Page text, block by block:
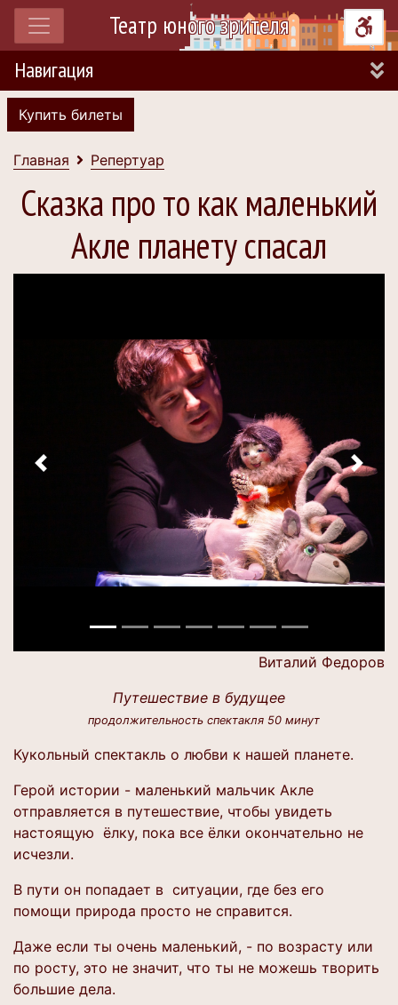
Театр юного зрителя
Навигация
Купить билеты
Главная Репертуар
Сказка про то как маленький
Акле планету спасал
Назад
Виталий Федоров
Путешествие в будущее
продолжительность спектакля 50 минут
Кукольный спектакль о любви к нашей планете.
Герой истории - маленький мальчик Акле
отправляется в путешествие, чтобы увидеть
настоящую ёлку, пока все ёлки окончательно не
исчезли.
В пути он попадает в ситуации, где без его
помощи природа просто не справится.
Даже если ты очень маленький, - по возрасту или
по росту, это не значит, что ты не можешь творить
большие дела.